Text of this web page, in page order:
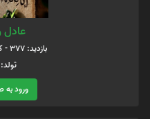
عادل
بازدید: 377 - کد متوفی: 76885
ورود به